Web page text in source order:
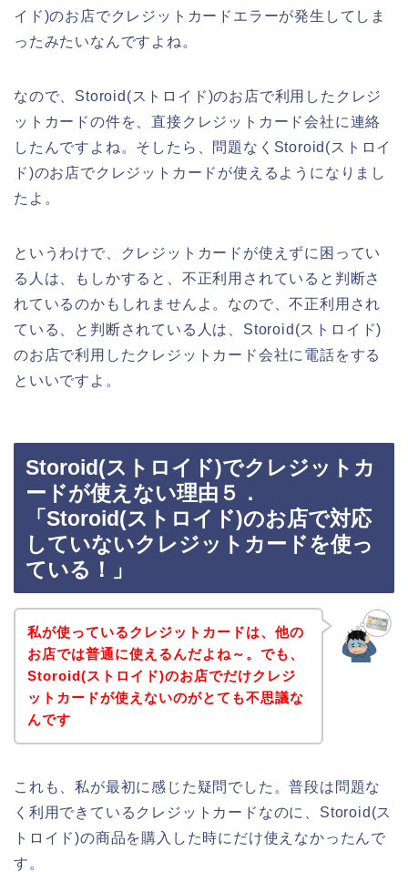
イド)のお店でクレジットカードエラーが発生してしま
ったみたいなんですよね。
なので、Storoid(ストロイド)のお店で利用したクレジ
ットカードの件を、直接クレジットカード会社に連絡
したんですよね。そしたら、問題なくStoroid(ストロイ
ド)のお店でクレジットカードが使えるようになりまし
たよ。
というわけで、クレジットカードが使えずに困ってい
る人は、もしかすると、不正利用されていると判断さ
れているのかもしれませんよ。なので、不正利用され
ている、と判断されている人は、Storoid(ストロイド)
のお店で利用したクレジットカード会社に電話をする
といいですよ。
Storoid(ストロイド)でクレジットカ
ードが使えない理由５．
「Storoid(ストロイド)のお店で対応
していないクレジットカードを使っ
ている！」
私が使っているクレジットカードは、他の
お店では普通に使えるんだよね～。でも、
Storoid(ストロイド)のお店でだけクレジ
ットカードが使えないのがとても不思議な
んです
これも、私が最初に感じた疑問でした。普段は問題な
く利用できているクレジットカードなのに、Storoid(ス
トロイド)の商品を購入した時にだけ使えなかったんで
す。